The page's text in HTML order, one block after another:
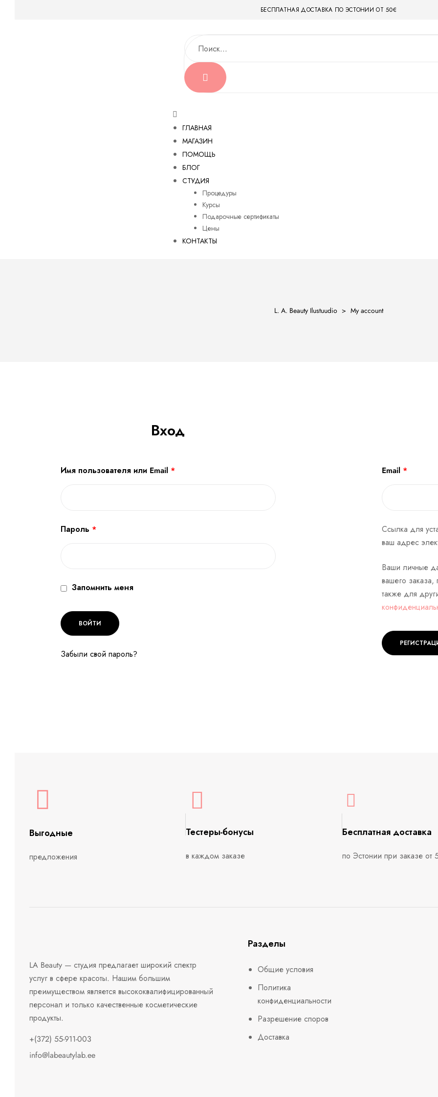
БЕСПЛАТНАЯ ДОСТАВКА ПО ЭСТОНИИ ОТ 50€
ГЛАВНАЯ
МАГАЗИН
ПОМОЩЬ
БЛОГ
СТУДИЯ
Процедуры
Курсы
Подарочные сертификаты
Цены
КОНТАКТЫ
L. A. Beauty Ilustuudio > My account
Вход
Имя пользователя или Email *
Пароль *
Запомнить меня
ВОЙТИ
Забыли свой пароль?
Email *
Ссылка для
ваш адрес
Ваши личные
вашего
также для
Выгодные
предложения
Тестеры-бонусы
в каждом заказе
Бесплатная доставка
по Эстонии при заказе от
LA Beauty — студия предлагает широкий спектр
услуг в сфере красоты. Нашим большим
преимуществом является высококвалифицированный
персонал и только качественные косметические
продукты.
+(372) 55-911-003
info@labeautylab.ee
Разделы
Общие условия
Политика
конфиденциальности
Разрешение споров
Доставка